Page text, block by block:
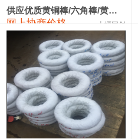
1#电解锰 18,800—19,000
1#铬 60,000—82,000
2202#硅 14,100—14,300
553#硅 9,200—9,400
3303#硅 10,300—10,500
441#硅 9,500—9,700
供应优质黄铜棒/六角棒/黄铜方板
网上协商价格 十堰同创